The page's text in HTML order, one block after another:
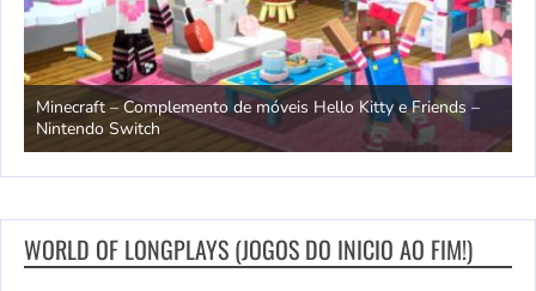
Minecraft – Complemento de móveis Hello Kitty e Friends –
Nintendo Switch
WORLD OF LONGPLAYS (JOGOS DO INICIO AO FIM!)